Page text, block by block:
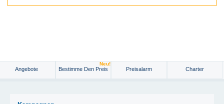
Angebote Bestimme Den Preis
Neu!
Preisalarm Charter